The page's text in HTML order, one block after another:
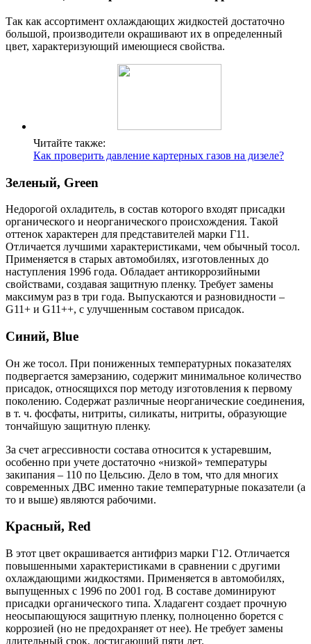
Так как ассортимент охлаждающих жидкостей достаточно
большой, производители окрашивают их в определенный
цвет, характеризующий имеющиеся свойства.
Читайте также:
Как проверить давление картерных газов на дизеле?
Зеленый, Green
Недорогой охладитель, в состав которого входят присадки
органического и неорганического происхождения. Такой
оттенок характерен для представителей марки Г11.
Отличается лучшими характеристиками, чем обычный тосол.
Применяется в старых автомобилях, изготовленных до
наступления 1996 года. Обладает антикоррозийными
свойствами, создавая защитную пленку. Требует замены
максимум раз в три года. Выпускаются и разновидности –
G11+ и G11++, с улучшенным составом присадок.
Синий, Blue
Он же тосол. При пониженных температурных показателях
подвергается замерзанию, содержит минимальное количество
присадок, относящихся пор методу изготовления к первому
поколению. Содержат различные неорганические соединения,
в т. ч. фосфаты, нитриты, силикаты, нитриты, образующие
тончайшую защитную пленку.
За счет агрессивности состава относится к устаревшим,
особенно при учете достаточно «низкой» температуры
закипания – 110 по Цельсию. Дело в том, что для многих
современных ДВС именно такие температурные показатели (а
то и выше) являются рабочими.
Красный, Red
В этот цвет окрашивается антифриз марки Г12. Отличается
повышенными характеристиками в сравнении с другими
охлаждающими жидкостями. Применяется в автомобилях,
выпущенных с 1996 по 2001 год. В составе доминируют
присадки органического типа. Хладагент создает прочную
неосыпающуюся защитную пленку, полноценно борется с
коррозией (но не предохраняет от нее). Не требует замены
длительный срок, достигающий пяти лет.